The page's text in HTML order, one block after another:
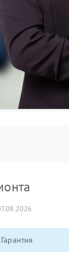
Гарантия